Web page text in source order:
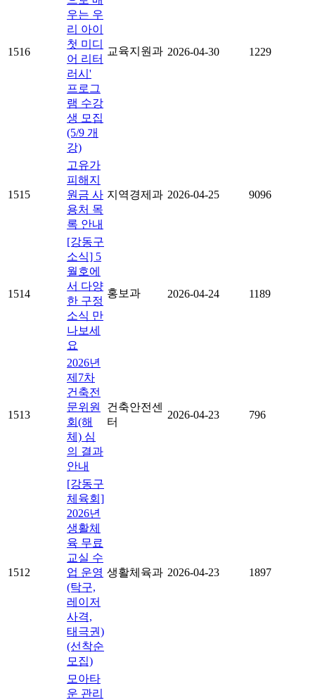
1516
우는 우
리 아이
첫 미디
어 리터
러시'
프로그
램 수강
생 모집
(5/9 개
강)
교육지원과 2026-04-30 1229
1515
고유가
피해지
원금 사
용처 목
록 안내
지역경제과 2026-04-25 9096
1514
[강동구
소식] 5
월호에
서 다양
한 구정
소식 만
나보세
요
홍보과 2026-04-24 1189
1513
2026년
제7차
건축전
문위원
회(해
체) 심
의 결과
안내
건축안전센
터
2026-04-23 796
1512
[강동구
체육회]
2026년
생활체
육 무료
교실 수
업 운영
(탁구,
레이저
사격,
태극권)
(선착순
모집)
생활체육과 2026-04-23 1897
모아타
운 관리